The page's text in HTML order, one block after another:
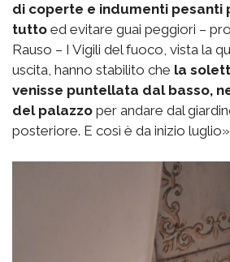
di coperte e indumenti pesanti
tutto ed evitare guai peggiori –
Rauso – I Vigili del fuoco, vista la
uscita, hanno stabilito che la
venisse puntellata dal basso,
del palazzo per andare dal
posteriore. E così è da inizio